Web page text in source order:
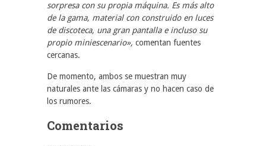
sorpresa con su propia máquina. Es más alto
de la gama, material con construido en luces
de discoteca, una gran pantalla e incluso su
propio miniescenario», comentan fuentes
cercanas.
De momento, ambos se muestran muy
naturales ante las cámaras y no hacen caso de
los rumores.
Comentarios